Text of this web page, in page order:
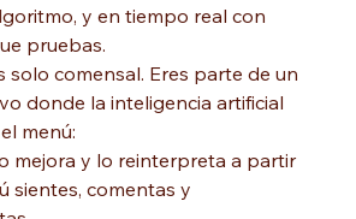
y en tiempo real con
pruebas.
solo comensal. Eres parte de un
donde la inteligencia artificial
menú:
mejora y lo reinterpreta a partir
sientes, comentas y